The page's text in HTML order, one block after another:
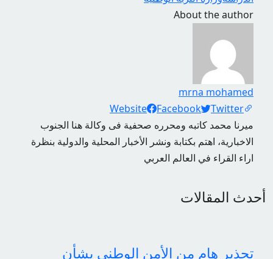
About the author
mrna mohamed
Social Links
Website Facebook
Twitter
ميرنا محمد كاتبه ومحرره صحفية فى وكالة هنا الجنوب
الاخبارية، اهتم بكتابة ونشر الأخبار المحلية والدولية بنظرة
اراء القراء في العالم العربي
أحدث المقالات
تحذير هام من الأمن الوطني بشأن